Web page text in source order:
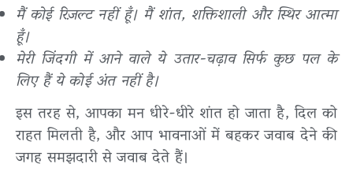
मैं कोई रिज़ल्ट नहीं हूँ। मैं शांत, शक्तिशाली और स्थिर आत्मा
हूँ।
मेरी जिंदगी में आने वाले ये उतार-चढ़ाव सिर्फ कुछ पल के
लिए हैं ये कोई अंत नहीं है।
इस तरह से, आपका मन धीरे-धीरे शांत हो जाता है, दिल को
राहत मिलती है, और आप भावनाओं में बहकर जवाब देने की
जगह समझदारी से जवाब देते हैं।